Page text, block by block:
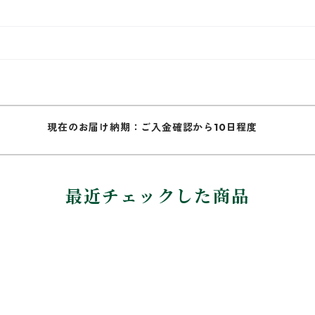
現在のお届け納期：ご入金確認から10日程度
最近チェックした商品